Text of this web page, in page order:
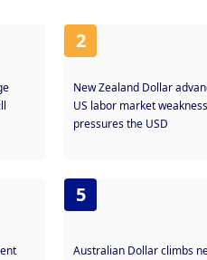
2
New Zealand Dollar
US labor market weakness
pressures the USD
5
Australian Dollar climbs